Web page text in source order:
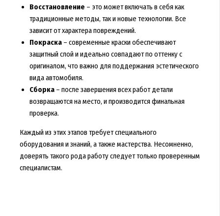
Восстановление – это может включать в себя как
традиционные методы, так и новые технологии. Все
зависит от характера повреждений.
Покраска– современные краски обеспечивают
защитный слой и идеально совпадают по оттенку с
оригиналом, что важно для поддержания эстетического
вида автомобиля.
Сборка– после завершения всех работ детали
возвращаются на место, и производится финальная
проверка.
Каждый из этих этапов требует специального
оборудования и знаний, а также мастерства. Несомненно,
доверять такого рода работу следует только проверенным
специалистам.